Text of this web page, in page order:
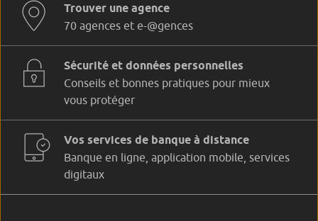
Trouver une agence
70 agences et e-@gences
Sécurité et données personnelles
Conseils et bonnes pratiques pour mieux
vous protéger
Vos services de banque à distance
Banque en ligne, application mobile, services
digitaux